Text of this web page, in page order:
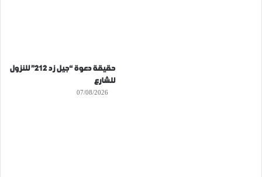
حقيقة دعوة “جيل زد 212” للنزول
للشارع
07/08/2026